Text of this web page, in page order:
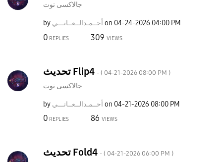
جالاكسى نوت
by أحــمـدالــعــانـــي on ‎04-24-2026 04:00 PM
0 REPLIES 309 VIEWS
تحديث Flip4 - ( ‎04-21-2026 08:00 PM )
جالاكسى نوت
by أحــمـدالــعــانـــي on ‎04-21-2026 08:00 PM
0 REPLIES 86 VIEWS
تحديث Fold4 - ( ‎04-21-2026 06:00 PM )